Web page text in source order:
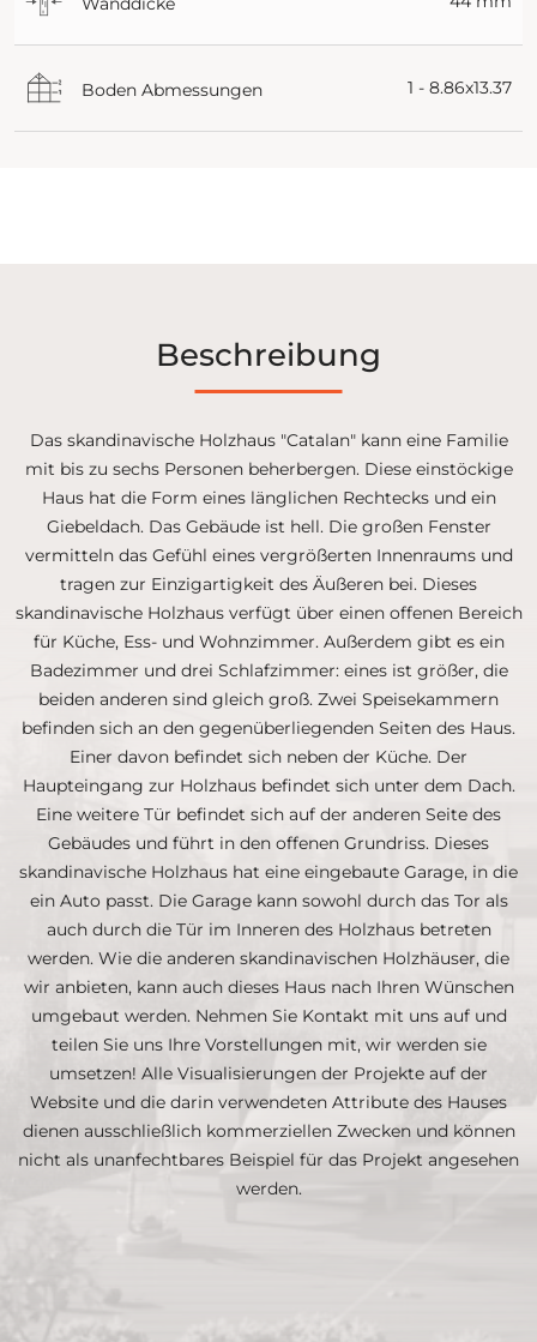
Boden Abmessungen 1 - 8.86x13.37
Beschreibung
Das skandinavische Holzhaus "Catalan" kann eine Familie
mit bis zu sechs Personen beherbergen. Diese einstöckige
Haus hat die Form eines länglichen Rechtecks und ein
Giebeldach. Das Gebäude ist hell. Die großen Fenster
vermitteln das Gefühl eines vergrößerten Innenraums und
tragen zur Einzigartigkeit des Äußeren bei. Dieses
skandinavische Holzhaus verfügt über einen offenen Bereich
für Küche, Ess- und Wohnzimmer. Außerdem gibt es ein
Badezimmer und drei Schlafzimmer: eines ist größer, die
beiden anderen sind gleich groß. Zwei Speisekammern
befinden sich an den gegenüberliegenden Seiten des Haus.
Einer davon befindet sich neben der Küche. Der
Haupteingang zur Holzhaus befindet sich unter dem Dach.
Eine weitere Tür befindet sich auf der anderen Seite des
Gebäudes und führt in den offenen Grundriss. Dieses
skandinavische Holzhaus hat eine eingebaute Garage, in die
ein Auto passt. Die Garage kann sowohl durch das Tor als
auch durch die Tür im Inneren des Holzhaus betreten
werden. Wie die anderen skandinavischen Holzhäuser, die
wir anbieten, kann auch dieses Haus nach Ihren Wünschen
umgebaut werden. Nehmen Sie Kontakt mit uns auf und
teilen Sie uns Ihre Vorstellungen mit, wir werden sie
umsetzen! Alle Visualisierungen der Projekte auf der
Website und die darin verwendeten Attribute des Hauses
dienen ausschließlich kommerziellen Zwecken und können
nicht als unanfechtbares Beispiel für das Projekt angesehen
werden.